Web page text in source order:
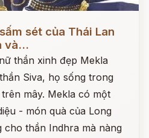
sét của Thái Lan
và...
thần xinh đẹp Mekla
Siva, họ sống trong
mây. Mekla có một
- món quà của Long
cho thần Indhra mà nàng